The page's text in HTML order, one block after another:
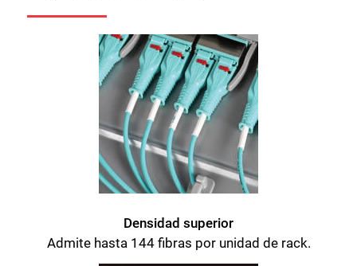
Densidad superior
Admite hasta 144 fibras por unidad de rack.